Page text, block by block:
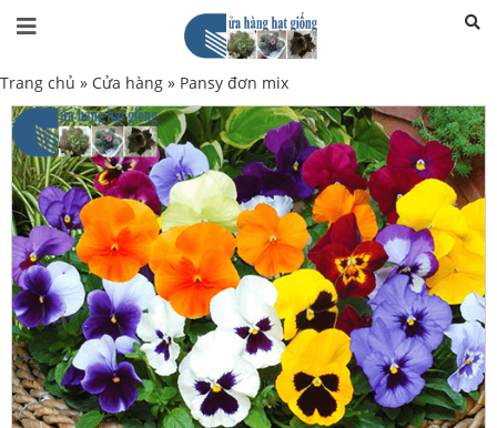
Trang chủ » Cửa hàng » Pansy đơn mix